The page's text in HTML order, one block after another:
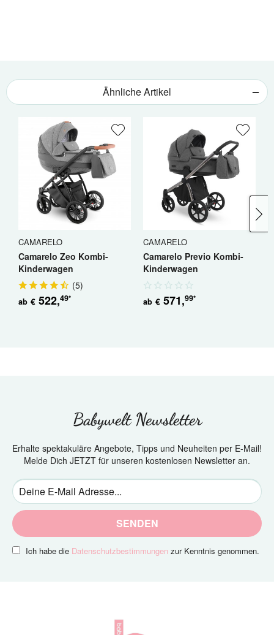
Ähnliche Artikel
CAMARELO
Camarelo Zeo Kombi-
Kinderwagen
(5)
ab € 522,49*
CAMARELO
Camarelo Previo Kombi-
Kinderwagen
ab € 571,99*
Babywelt Newsletter
Erhalte spektakuläre Angebote, Tipps und Neuheiten per E-Mail!
Melde Dich JETZT für unseren kostenlosen Newsletter an.
SENDEN
Ich habe die Datenschutzbestimmungen zur Kenntnis genommen.